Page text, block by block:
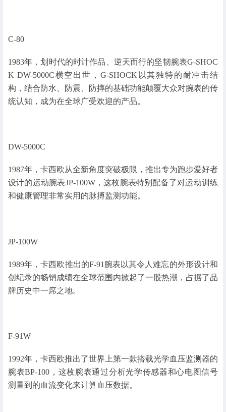
C-80
1983年，划时代的时计作品、逆天而行的坚韧腕表G-SHOC
K DW-5000C横空出世，G-SHOCK以其独特的耐冲击结
构，结合防水、防震、防摔的基础功能颠覆大众对腕表的传
统认知，成为在全球广受欢迎的产品。
DW-5000C
1987年，卡西欧从全新角度突破极限，推出专为跑步爱好者
设计的运动腕表JP-100W，这枚腕表特别配备了对运动训练
和健康管理非常实用的脉搏监测功能。
JP-100W
1989年，卡西欧推出的F-91腕表以其令人难忘的外形设计和
创纪录的畅销成绩在全球范围内掀起了一股热潮，占据了品
牌历史中一席之地。
F-91W
1992年，卡西欧推出了世界上第一款搭载光学血压监测器的
腕表BP-100，这枚腕表通过分析光学传感器和心电图信号
测量到的血流变化来计算血压数据。